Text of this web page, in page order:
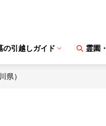
の引越しガイド 霊園
県）